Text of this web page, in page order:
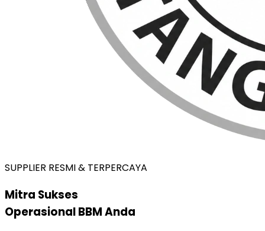
SUPPLIER RESMI & TERPERCAYA
Mitra Sukses
Operasional BBM Anda